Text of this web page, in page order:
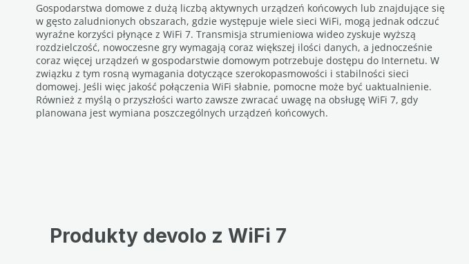
Gospodarstwa domowe z dużą liczbą aktywnych urządzeń końcowych lub znajdujące się
w gęsto zaludnionych obszarach, gdzie występuje wiele sieci WiFi, mogą jednak odczuć
wyraźne korzyści płynące z WiFi 7. Transmisja strumieniowa wideo zyskuje wyższą
rozdzielczość, nowoczesne gry wymagają coraz większej ilości danych, a jednocześnie
coraz więcej urządzeń w gospodarstwie domowym potrzebuje dostępu do Internetu. W
związku z tym rosną wymagania dotyczące szerokopasmowości i stabilności sieci
domowej. Jeśli więc jakość połączenia WiFi słabnie, pomocne może być uaktualnienie.
Również z myślą o przyszłości warto zawsze zwracać uwagę na obsługę WiFi 7, gdy
planowana jest wymiana poszczególnych urządzeń końcowych.
Produkty devolo z WiFi 7